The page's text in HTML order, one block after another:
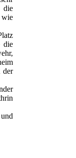
die
wie
die
der